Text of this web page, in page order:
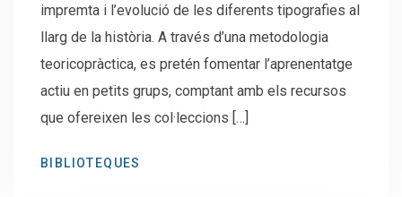
impremta i l’evolució de les diferents tipografies al
llarg de la història. A través d’una metodologia
teoricopràctica, es pretén fomentar l’aprenentatge
actiu en petits grups, comptant amb els recursos
que ofereixen les col·leccions […]
BIBLIOTEQUES